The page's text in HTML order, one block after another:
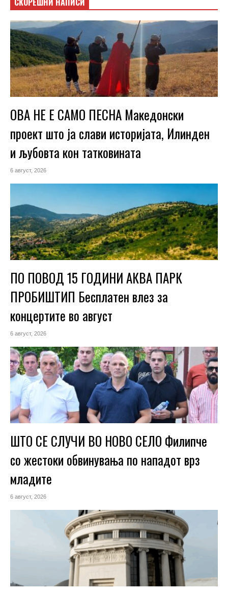
ОВА НЕ Е САМО ПЕСНА Македонски
проект што ја слави историјата, Илинден
и љубовта кон татковината
6 август, 2026
ПО ПОВОД 15 ГОДИНИ АКВА ПАРК
ПРОБИШТИП Бесплатен влез за
концертите во август
6 август, 2026
ШТО СЕ СЛУЧИ ВО НОВО СЕЛО Филипче
со жестоки обвинувања по нападот врз
младите
6 август, 2026